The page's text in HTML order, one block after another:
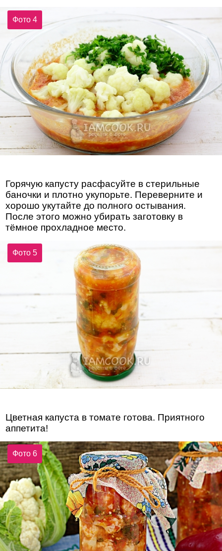
Фото 4
Горячую капусту расфасуйте в стерильные
баночки и плотно укупорьте. Переверните и
хорошо укутайте до полного остывания.
После этого можно убирать заготовку в
тёмное прохладное место.
Фото 5
Цветная капуста в томате готова. Приятного
аппетита!
Фото 6